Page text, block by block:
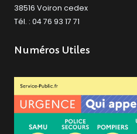
38516 Voiron cedex
Tél. : 04 76 93 17 71
Numéros Utiles